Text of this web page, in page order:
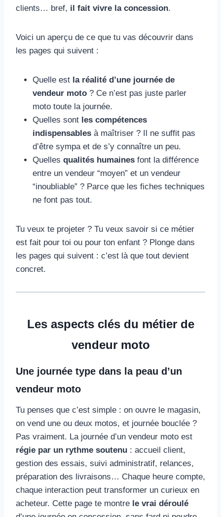
clients… bref, il fait vivre la concession.
Voici un aperçu de ce que tu vas découvrir dans
les pages qui suivent :
Quelle est la réalité d’une journée de
vendeur moto ? Ce n’est pas juste parler
moto toute la journée.
Quelles sont les compétences
indispensables à maîtriser ? Il ne suffit pas
d’être sympa et de s’y connaître un peu.
Quelles qualités humaines font la différence
entre un vendeur “moyen” et un vendeur
“inoubliable” ? Parce que les fiches techniques
ne font pas tout.
Tu veux te projeter ? Tu veux savoir si ce métier
est fait pour toi ou pour ton enfant ? Plonge dans
les pages qui suivent : c’est là que tout devient
concret.
Les aspects clés du métier de
vendeur moto
Une journée type dans la peau d’un
vendeur moto
Tu penses que c’est simple : on ouvre le magasin,
on vend une ou deux motos, et journée bouclée ?
Pas vraiment. La journée d’un vendeur moto est
régie par un rythme soutenu : accueil client,
gestion des essais, suivi administratif, relances,
préparation des livraisons… Chaque heure compte,
chaque interaction peut transformer un curieux en
acheteur. Cette page te montre le vrai déroulé